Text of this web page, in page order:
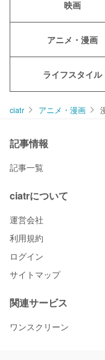
映画
アニメ・漫画
ライフスタイル
ciatr アニメ・漫画
記事情報
記事一覧
ciatrについて
運営会社
利用規約
ログイン
サイトマップ
関連サービス
ワンスクリーン